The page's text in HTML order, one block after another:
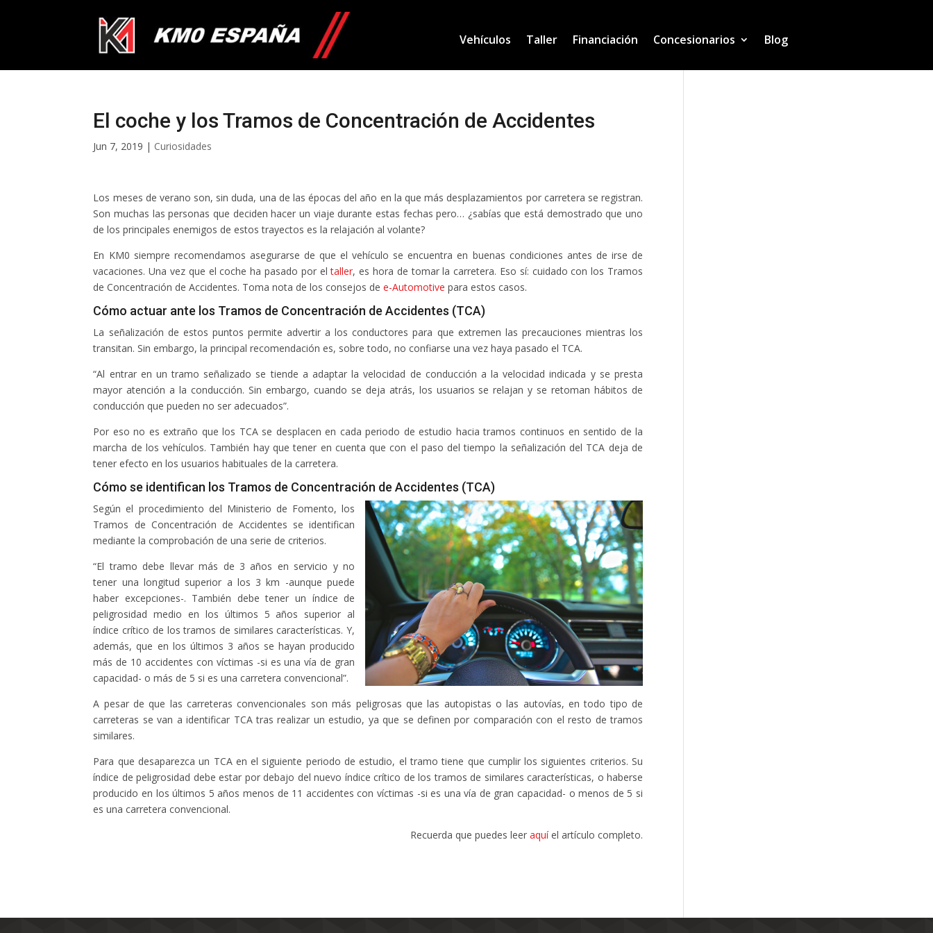
Vehículos Taller Financiación Concesionarios Blog
El coche y los Tramos de Concentración de Accidentes
Jun 7, 2019 | Curiosidades
Los meses de verano son, sin duda, una de las épocas del año en la que más desplazamientos por carretera se registran.
Son muchas las personas que deciden hacer un viaje durante estas fechas pero… ¿sabías que está demostrado que uno
de los principales enemigos de estos trayectos es la relajación al volante?
En KM0 siempre recomendamos asegurarse de que el vehículo se encuentra en buenas condiciones antes de irse de
vacaciones. Una vez que el coche ha pasado por eltaller, es hora de tomar la carretera. Eso sí: cuidado con los Tramos
de Concentración de Accidentes. Toma nota de los consejos dee-Automotive para estos casos.
Cómo actuar ante los Tramos de Concentración de Accidentes (TCA)
La señalización de estos puntos permite advertir a los conductores para que extremen las precauciones mientras los
transitan. Sin embargo, la principal recomendación es, sobre todo, no confiarse una vez haya pasado el TCA.
“Al entrar en un tramo señalizado se tiende a adaptar la velocidad de conducción a la velocidad indicada y se presta
mayor atención a la conducción. Sin embargo, cuando se deja atrás, los usuarios se relajan y se retoman hábitos de
conducción que pueden no ser adecuados”.
Por eso no es extraño que los TCA se desplacen en cada periodo de estudio hacia tramos continuos en sentido de la
marcha de los vehículos. También hay que tener en cuenta que con el paso del tiempo la señalización del TCA deja de
tener efecto en los usuarios habituales de la carretera.
Cómo se identifican los Tramos de Concentración de Accidentes (TCA)
Según el procedimiento del Ministerio de Fomento, los
Tramos de Concentración de Accidentes se identifican
mediante la comprobación de una serie de criterios.
“El tramo debe llevar más de 3 años en servicio y no
tener una longitud superior a los 3 km -aunque puede
haber excepciones-. También debe tener un índice de
peligrosidad medio en los últimos 5 años superior al
índice crítico de los tramos de similares características. Y,
además, que en los últimos 3 años se hayan producido
más de 10 accidentes con víctimas -si es una vía de gran
capacidad- o más de 5 si es una carretera convencional”.
A pesar de que las carreteras convencionales son más peligrosas que las autopistas o las autovías, en todo tipo de
carreteras se van a identificar TCA tras realizar un estudio, ya que se definen por comparación con el resto de tramos
similares.
Para que desaparezca un TCA en el siguiente periodo de estudio, el tramo tiene que cumplir los siguientes criterios. Su
índice de peligrosidad debe estar por debajo del nuevo índice crítico de los tramos de similares características, o haberse
producido en los últimos 5 años menos de 11 accidentes con víctimas -si es una vía de gran capacidad- o menos de 5 si
es una carretera convencional.
Recuerda que puedes leeraquíel artículo completo.